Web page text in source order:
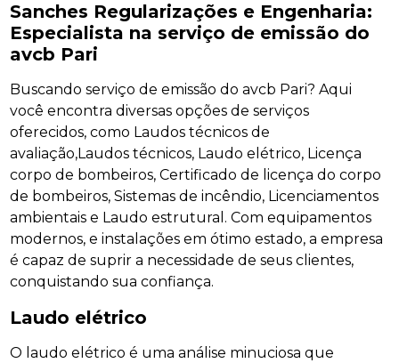
Sanches Regularizações e Engenharia:
Especialista na serviço de emissão do
avcb Pari
Buscando serviço de emissão do avcb Pari? Aqui
você encontra diversas opções de serviços
oferecidos, como Laudos técnicos de
avaliação,Laudos técnicos, Laudo elétrico, Licença
corpo de bombeiros, Certificado de licença do corpo
de bombeiros, Sistemas de incêndio, Licenciamentos
ambientais e Laudo estrutural. Com equipamentos
modernos, e instalações em ótimo estado, a empresa
é capaz de suprir a necessidade de seus clientes,
conquistando sua confiança.
Laudo elétrico
O laudo elétrico é uma análise minuciosa que